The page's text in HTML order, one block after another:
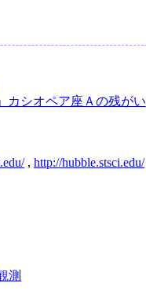
カシオペア座Ａの残がい
, http://hubble.stsci.edu/
測